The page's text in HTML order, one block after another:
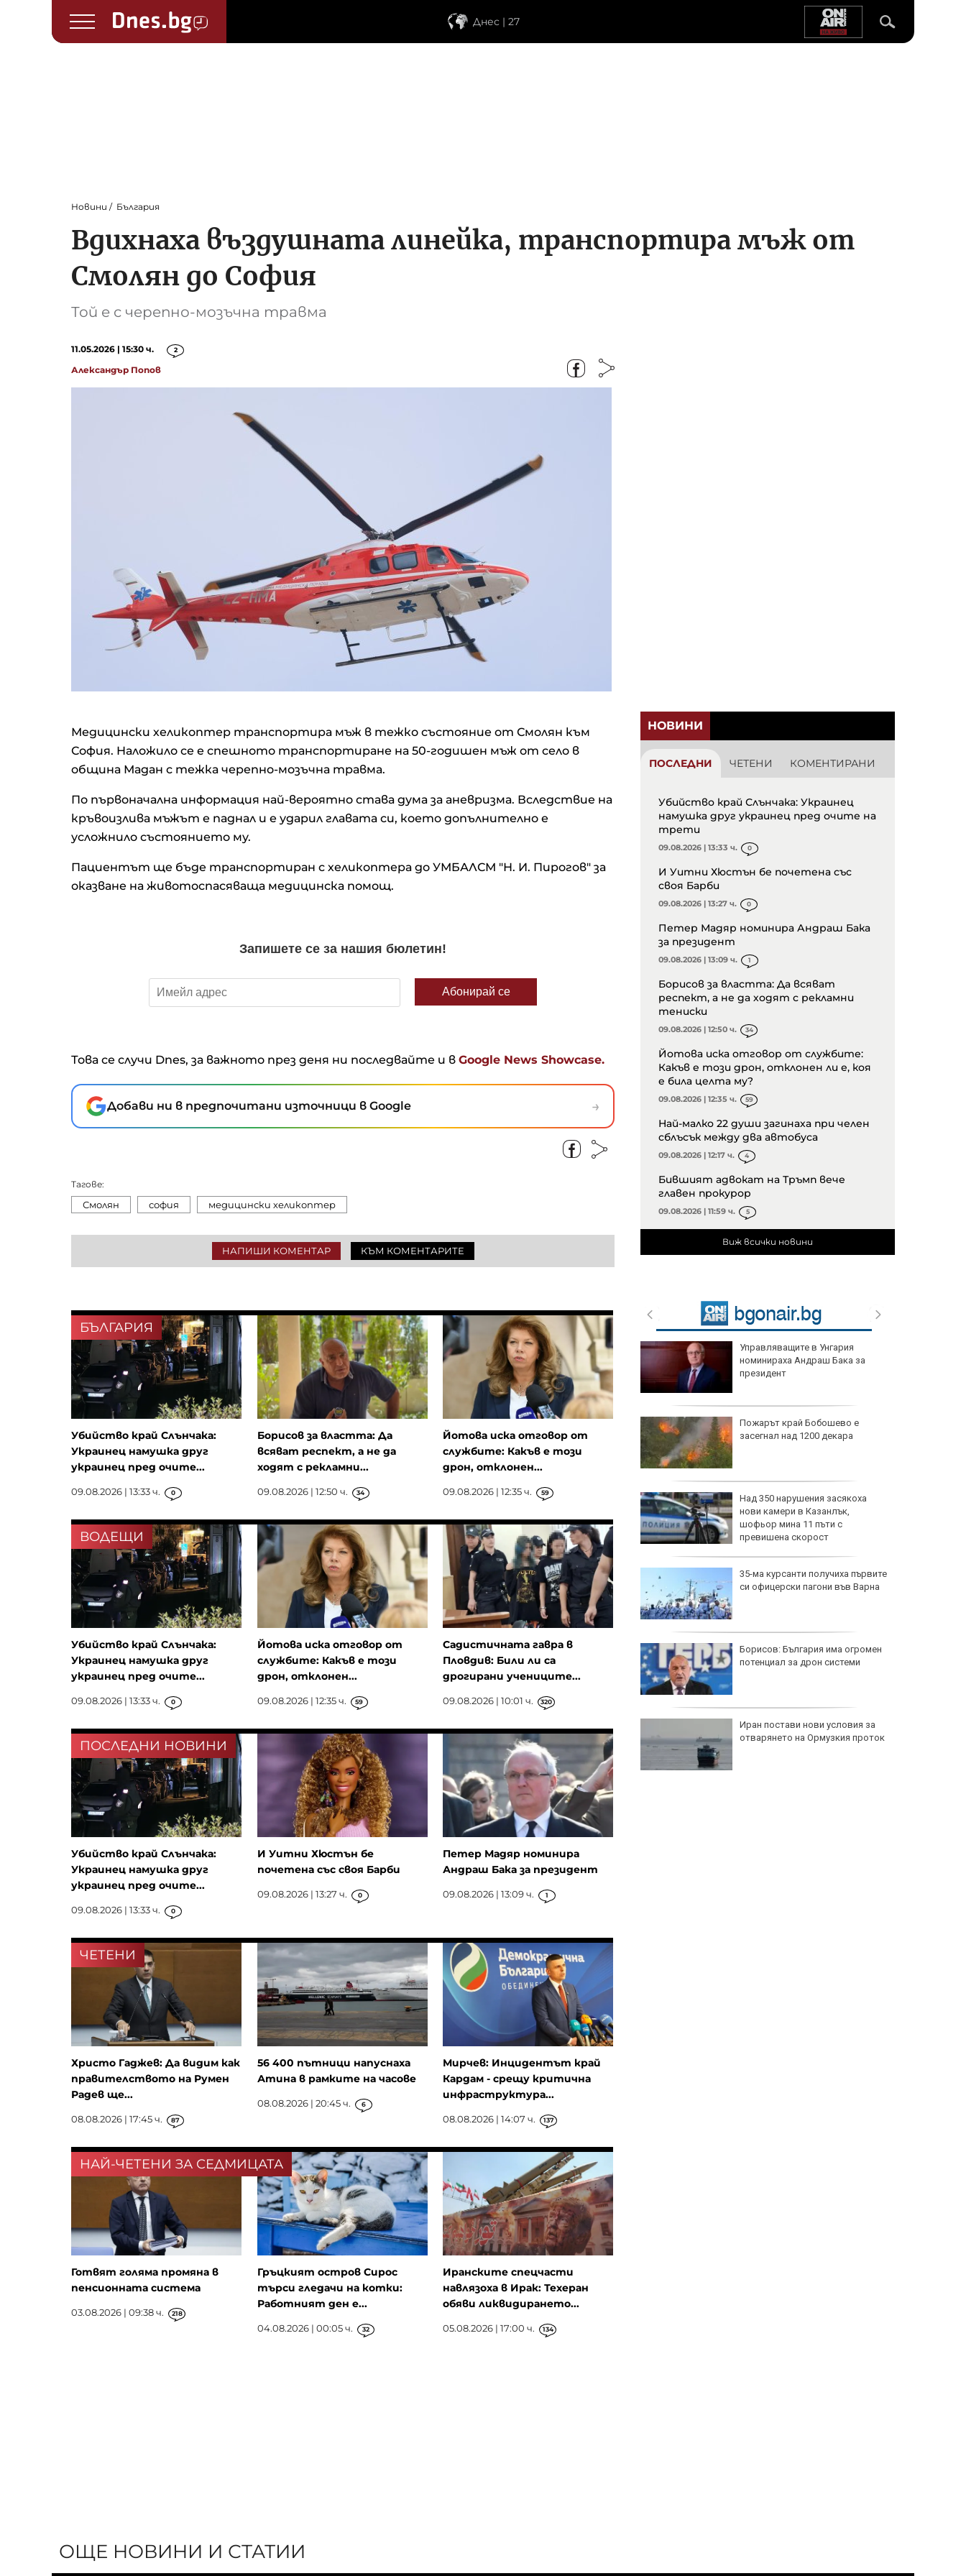
Днес | 27
Новини България
Вдихнаха въздушната линейка, транспортира мъж от
Смолян до София
Той е с черепно-мозъчна травма
11.05.2026 | 15:30 ч. 2
Александър Попов
Медицински хеликоптер транспортира мъж в тежко състояние от Смолян към
София. Наложило се е спешното транспортиране на 50-годишен мъж от село в
община Мадан с тежка черепно-мозъчна травма.
По първоначална информация най-вероятно става дума за аневризма. Вследствие на
кръвоизлива мъжът е паднал и е ударил главата си, което допълнително е
усложнило състоянието му.
Пациентът ще бъде транспортиран с хеликоптера до УМБАЛСМ "Н. И. Пирогов" за
оказване на животоспасяваща медицинска помощ.
Това се случи Dnes, за важното през деня ни последвайте и в Google News Showcase.
Добави ни в предпочитани източници в Google →
Тагове:
Смолян софия медицински хеликоптер
НАПИШИ КОМЕНТАР КЪМ КОМЕНТАРИТЕ
НОВИНИ
ПОСЛЕДНИ ЧЕТЕНИ КОМЕНТИРАНИ
Убийство край Слънчака: Украинец
намушка друг украинец пред очите на
трети
09.08.2026 | 13:33 ч. 0
И Уитни Хюстън бе почетена със
своя Барби
09.08.2026 | 13:27 ч. 0
Петер Мадяр номинира Андраш Бака
за президент
09.08.2026 | 13:09 ч. 1
Борисов за властта: Да всяват
респект, а не да ходят с рекламни
тениски
09.08.2026 | 12:50 ч. 34
Йотова иска отговор от службите:
Какъв е този дрон, отклонен ли е, коя
е била целта му?
09.08.2026 | 12:35 ч. 59
Най-малко 22 души загинаха при челен
сблъсък между два автобуса
09.08.2026 | 12:17 ч. 4
Бившият адвокат на Тръмп вече
главен прокурор
09.08.2026 | 11:59 ч. 5
Виж всички новини
Натискът на Путин за
намаляване на лихвите засилва
напрежението върху Набиулина
доброто решение за охлаждане
на градовете
Истинските причини да се
масово унищожение
Ударът срещу Coinkite показа, че
защитата на биткойн се оказва
трудно начинание
Германия губи основните си
пазари, но износът расте през
полугодието
почвата в източник на
електричество
Управляващите в Унгария
номинираха Андраш Бака за
президент
Пожарът край Бобошево е
засегнал над 1200 декара
Над 350 нарушения засякоха
нови камери в Казанлък,
шофьор мина 11 пъти с
превишена скорост
35-ма курсанти получиха първите
си офицерски пагони във Варна
Борисов: България има огромен
потенциал за дрон системи
Иран постави нови условия за
отварянето на Ормузкия проток
БЪЛГАРИЯ
Убийство край Слънчака:
Украинец намушка друг
украинец пред очите...
09.08.2026 | 13:33 ч. 0
Борисов за властта: Да
всяват респект, а не да
ходят с рекламни...
09.08.2026 | 12:50 ч. 34
Йотова иска отговор от
службите: Какъв е този
дрон, отклонен...
09.08.2026 | 12:35 ч. 59
ВОДЕЩИ
Убийство край Слънчака:
Украинец намушка друг
украинец пред очите...
09.08.2026 | 13:33 ч. 0
Йотова иска отговор от
службите: Какъв е този
дрон, отклонен...
09.08.2026 | 12:35 ч. 59
Садистичната гавра в
Пловдив: Били ли са
дрогирани учениците...
09.08.2026 | 10:01 ч. 320
ПОСЛЕДНИ НОВИНИ
Убийство край Слънчака:
Украинец намушка друг
украинец пред очите...
09.08.2026 | 13:33 ч. 0
И Уитни Хюстън бе
почетена със своя Барби
09.08.2026 | 13:27 ч. 0
Петер Мадяр номинира
Андраш Бака за президент
09.08.2026 | 13:09 ч. 1
ЧЕТЕНИ
Христо Гаджев: Да видим как
правителството на Румен
Радев ще...
08.08.2026 | 17:45 ч. 87
56 400 пътници напуснаха
Атина в рамките на часове
08.08.2026 | 20:45 ч. 6
Мирчев: Инцидентът край
Кардам - срещу критична
инфраструктура...
08.08.2026 | 14:07 ч. 137
НАЙ-ЧЕТЕНИ ЗА СЕДМИЦАТА
Готвят голяма промяна в
пенсионната система
03.08.2026 | 09:38 ч. 218
Гръцкият остров Сирос
търси гледачи на котки:
Работният ден е...
04.08.2026 | 00:05 ч. 32
Иранските спецчасти
навлязоха в Ирак: Техеран
обяви ликвидирането...
05.08.2026 | 17:00 ч. 134
ОЩЕ НОВИНИ И СТАТИИ